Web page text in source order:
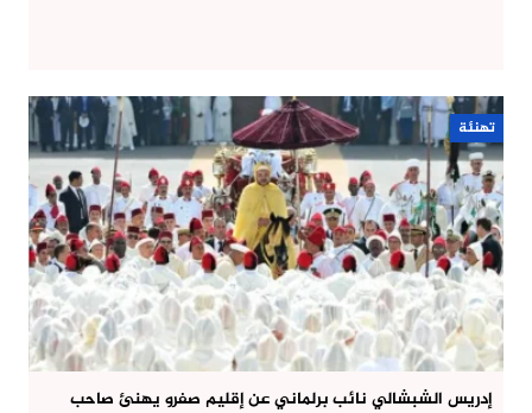
تهنئة
إدريس الشبشالي نائب برلماني عن إقليم صفرو يهنئ صاحب